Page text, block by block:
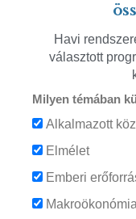
Havi
választott
Milyen témában
Alkalmazott
Elmélet
Emberi
Makroökonómia